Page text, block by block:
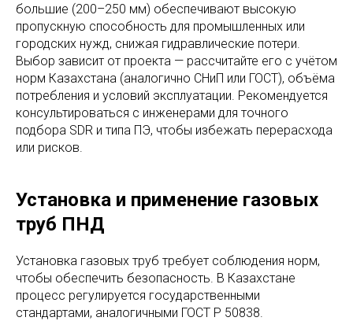
большие (200–250 мм) обеспечивают высокую
пропускную способность для промышленных или
городских нужд, снижая гидравлические потери.
Выбор зависит от проекта — рассчитайте его с учётом
норм Казахстана (аналогично СНиП или ГОСТ), объёма
потребления и условий эксплуатации. Рекомендуется
консультироваться с инженерами для точного
подбора SDR и типа ПЭ, чтобы избежать перерасхода
или рисков.
Установка и применение газовых
труб ПНД
Установка газовых труб требует соблюдения норм,
чтобы обеспечить безопасность. В Казахстане
процесс регулируется государственными
стандартами, аналогичными ГОСТ Р 50838.